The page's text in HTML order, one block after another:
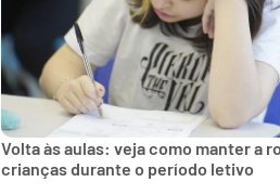
Volta às aulas: veja como manter a
crianças durante o período letivo